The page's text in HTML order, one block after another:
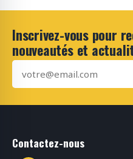
Inscrivez-vous pour
nouveautés et
Contactez-nous